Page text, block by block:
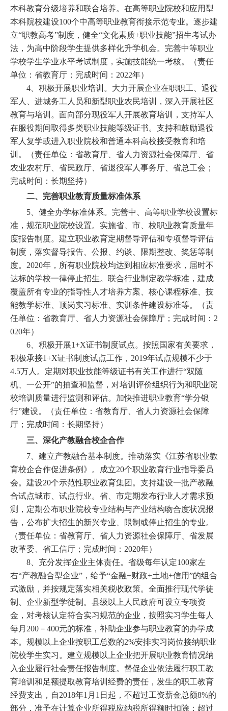
本科教育分级培养和联合培养。在高等职业院校和应用型
本科院校建设100个中高等职业教育衔接示范专业。逐步建
立“职教高考”制度，健全“文化素质+职业技能”招生考试办
法，为高中阶段学生提供多样化升学机会。完善中等职业
学校学生学业水平考试制度，实施技能统一考核。（责任
单位：省教育厅；完成时间：2022年）
4、积极开展职业培训。大力开展企业在职职工、退役
军人、进城务工人员和新型职业农民培训，深入开展社区
教育与培训。面向部分现役军人开展教育培训，支持军人
在服役期间取得多类职业技能等级证书。支持和鼓励退役
军人复学或进入职业院校和普通本科高校接受教育和培
训。（责任单位：省教育厅、省人力资源社会保障厅、省
农业农村厅、省民政厅、省退役军人事务厅、省总工会；
完成时间：长期坚持）
二、完善职业教育质量标准体系
5、健全办学标准体系。完善中、高等职业学校设置标
准，规范职业院校设置。实施省、市、校职业教育质量年
度报告制度。建立职业教育定期督导评估和专项督导评估
制度，落实督导报告、公报、约谈、限期整改、奖惩等制
度。2020年，所有职业院校均达到相应标准要求，届时不
达标的学校一律停止招生。联合行业制定教学标准，建成
覆盖所有专业的指导性人才培养方案、核心课程标准、技
能教学标准、顶岗实习标准、实训条件建设标准等。（责
任单位：省教育厅、省人力资源社会保障厅；完成时间：2
020年）
6、积极开展1+X证书制度试点。按照国家有关要求，
积极承接1+X证书制度试点工作，2019年试点规模不少于
4.5万人。定期对职业技能等级证书有关工作进行“双随
机、一公开”的抽查和监督，对培训评价组织行为和职业院
校培训质量进行监测和评估。加快推进职业教育“学分银
行”建设。（责任单位：省教育厅、省人力资源社会保障
厅；完成时间：长期坚持）
三、深化产教融合校企合作
7、建立产教融合基本制度。推动落实《江苏省职业教
育校企合作促进条例》。成立20个职业教育行业指导委员
会。建设20个示范性职业教育集团。支持建设一批产教融
合试点城市、试点行业。省、市定期发布行业人才需求预
测，定期公布职业院校专业结构与产业结构吻合度状况报
告，公布扩大招生的新兴专业、限制或停止招生的专业。
（责任单位：省教育厅、省人力资源社会保障厅、省发展
改革委、省工信厅；完成时间：2020年）
8、充分发挥企业主体责任。省级每年认定100家左
右“产教融合型企业”，给予“金融+财政+土地+信用”的组合
式激励，并按规定落实相关税收政策。全面推行现代学徒
制、企业新型学徒制。县级以上人民政府可设立专项资
金，对考核认定符合实习规范的企业，按照实习学生每人
每月200－400元的标准，补助企业参与职业教育的办学成
本。规模以上企业按职工总数的2%安排实习岗位接纳职业
院校学生实习。建立规模以上企业把开展职业教育情况纳
入企业履行社会责任报告制度。督促企业依法履行职工教
育培训和足额提取教育培训经费的责任，发生的职工教育
经费支出，自2018年1月1日起，不超过工资薪金总额8%的
部分，准予在计算企业所得税应纳税所得额时扣除；超过